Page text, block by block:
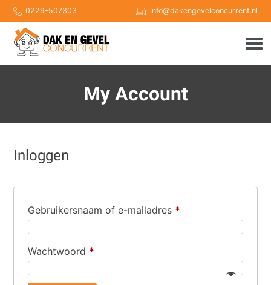
Skip
to
content
0229–507303 info@dakengevelconcurrent.nl
My Account
Inloggen
Gebruikersnaam of e-mailadres *
Wachtwoord *